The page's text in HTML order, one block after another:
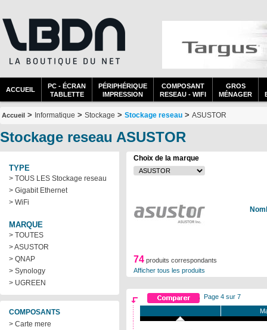
ACCUEIL
PC - ÉCRAN
TABLETTE
PÉRIPHÉRIQUE
IMPRESSION
COMPOSANT
RESEAU - WIFI
GROS
MÉNAGER
Accueil > Informatique > Stockage > Stockage reseau > ASUSTOR
Stockage reseau ASUSTOR
TYPE
> TOUS LES Stockage reseau
> Gigabit Ethernet
> WiFi
MARQUE
> TOUTES
> ASUSTOR
> QNAP
> Synology
> UGREEN
COMPOSANTS
> Carte mere
Choix de la marque
74 produits correspondants
Afficher tous les produits
Page 4 sur 7